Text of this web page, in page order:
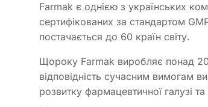
Farmak є однією з українських
сертифікованих за стандартом
постачається до 60 країн світу.
Щороку Farmak виробляє понад
відповідність сучасним вимогам
розвитку фармацевтичної галузі